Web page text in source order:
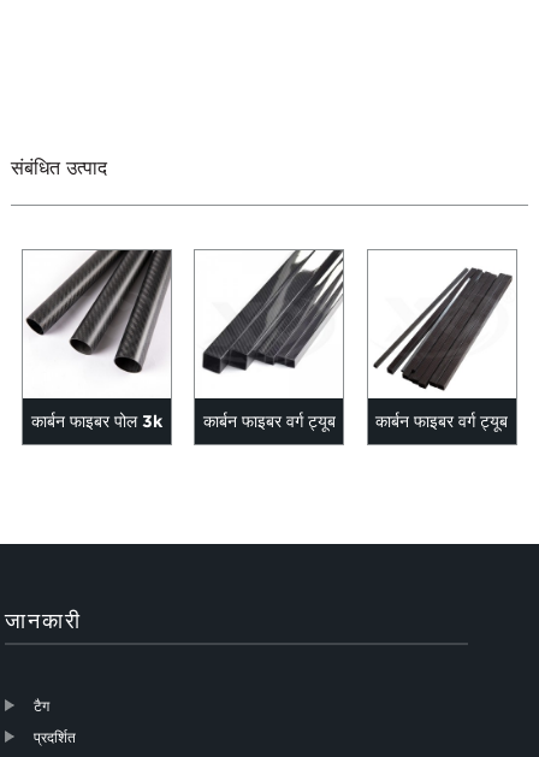
संबंधित उत्पाद
कार्बन फाइबर पोल 3k कार्बन फाइबर वर्ग ट्यूब कार्बन फाइबर वर्ग ट्यूब
जानकारी
टैग
प्रदर्शित